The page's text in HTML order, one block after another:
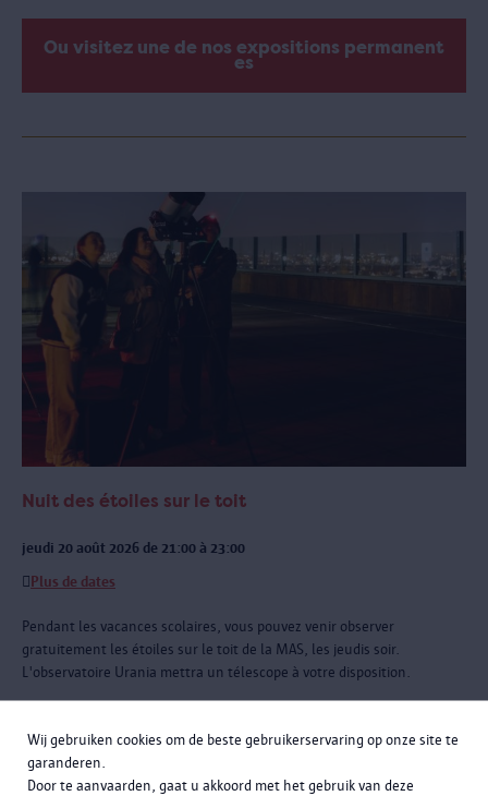
Wij gebruiken cookies om de beste gebruikerservaring op onze site te
garanderen.
Door te aanvaarden, gaat u akkoord met het gebruik van deze
Ou visitez une de nos expositions permanent
es
Nuit des étoiles sur le toit
jeudi 20 août 2026 de 21:00 à 23:00
Plus de dates
Pendant les vacances scolaires, vous pouvez venir observer
gratuitement les étoiles sur le toit de la MAS, les jeudis soir.
L'observatoire Urania mettra un télescope à votre disposition.